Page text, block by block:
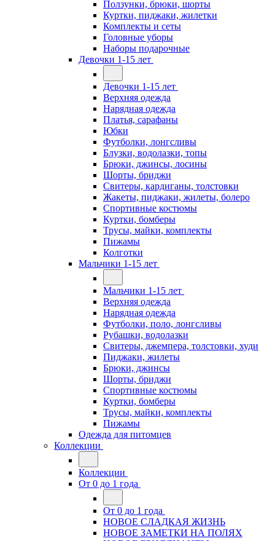
Ползунки, брюки, шорты
Куртки, пиджаки, жилетки
Комплекты и сеты
Головные уборы
Наборы подарочные
Девочки 1-15 лет
Девочки 1-15 лет
Верхняя одежда
Нарядная одежда
Платья, сарафаны
Юбки
Футболки, лонгсливы
Блузки, водолазки, топы
Брюки, джинсы, лосины
Шорты, бриджи
Свитеры, кардиганы, толстовки
Жакеты, пиджаки, жилеты, болеро
Спортивные костюмы
Куртки, бомберы
Трусы, майки, комплекты
Пижамы
Колготки
Мальчики 1-15 лет
Мальчики 1-15 лет
Верхняя одежда
Нарядная одежда
Футболки, поло, лонгсливы
Рубашки, водолазки
Свитеры, джемпера, толстовки, худи
Пиджаки, жилеты
Брюки, джинсы
Шорты, бриджи
Спортивные костюмы
Куртки, бомберы
Трусы, майки, комплекты
Пижамы
Одежда для питомцев
Коллекции
Коллекции
От 0 до 1 года
От 0 до 1 года
НОВОЕ СЛАДКАЯ ЖИЗНЬ
НОВОЕ ЗАМЕТКИ НА ПОЛЯХ